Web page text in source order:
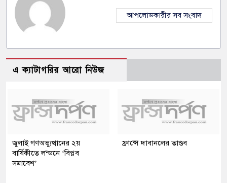
আপলোডকারীর সব সংবাদ
এ ক্যাটাগরির আরো নিউজ
জুলাই গণঅভ্যুত্থানের ২য়
বার্ষিকীতে লন্ডনে ‘বিপ্লব
সমাবেশ’
ফ্রান্সে দাবানলের তাণ্ডব